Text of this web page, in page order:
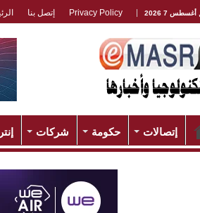
أغسطس 7 2026 Privacy Policy إتصل بنا
إتصالات حكومة شركات